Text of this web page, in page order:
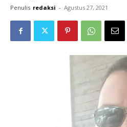
Penulis redaksi - Agustus 27, 2021